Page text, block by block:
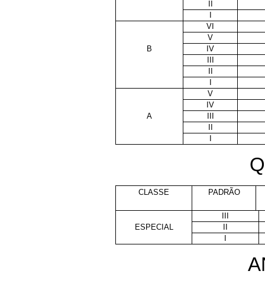
VI
V
B
IV
V
IV
A
CLASSE PADRÃO
ESPECIAL